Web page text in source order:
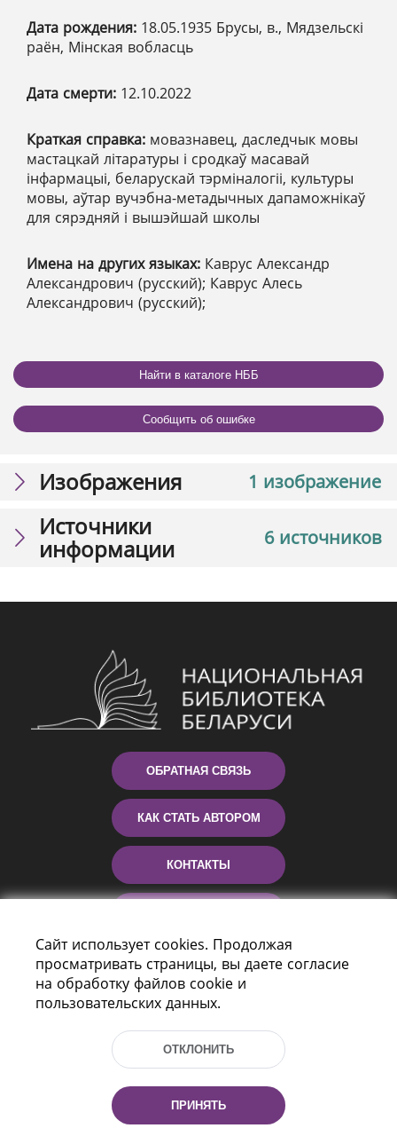
Дата рождения: 18.05.1935 Брусы, в., Мядзельскі
раён, Мінская вобласць
Дата смерти: 12.10.2022
Краткая справка: мовазнавец, даследчык мовы
мастацкай літаратуры і сродкаў масавай
інфармацыі, беларускай тэрміналогіі, культуры
мовы, аўтар вучэбна-метадычных дапаможнікаў
для сярэдняй і вышэйшай школы
Имена на других языках: Каврус Александр
Александрович (русский); Каврус Алесь
Александрович (русский);
Найти в каталоге НББ
Сообщить об ошибке
1 изображение
Изображения
6 источников
Источники
информации
ОБРАТНАЯ СВЯЗЬ
КАК СТАТЬ АВТОРОМ
КОНТАКТЫ
Пр-т Независимости 116
г. Минск, Республика Беларусь, 220114
Тел.: (+375 17) 368 37 37, Факс: (+375 17)
Сайт использует cookies. Продолжая
просматривать страницы, вы даете согласие
на обработку файлов cookie и
пользовательских данных.
ОТКЛОНИТЬ
ПРИНЯТЬ